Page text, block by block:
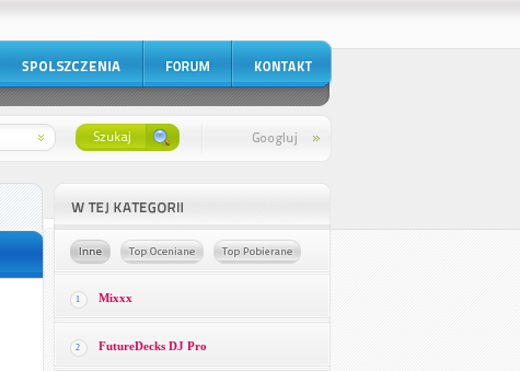
1 Mixxx
2 FutureDecks DJ Pro